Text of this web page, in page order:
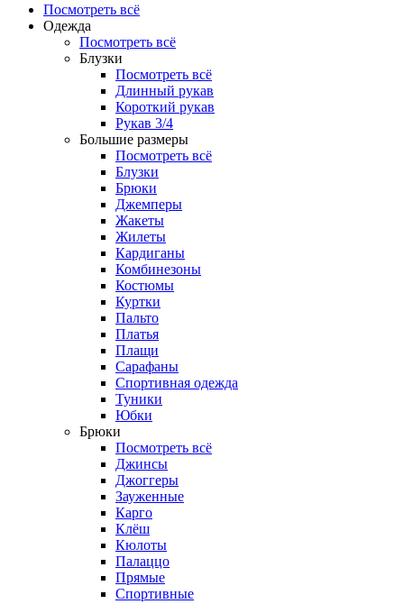
Посмотреть всё
Одежда
Посмотреть всё
Блузки
Посмотреть всё
Длинный рукав
Короткий рукав
Рукав 3/4
Большие размеры
Посмотреть всё
Блузки
Брюки
Джемперы
Жакеты
Жилеты
Кардиганы
Комбинезоны
Костюмы
Куртки
Пальто
Платья
Плащи
Сарафаны
Спортивная одежда
Туники
Юбки
Брюки
Посмотреть всё
Джинсы
Джоггеры
Зауженные
Карго
Клёш
Кюлоты
Палаццо
Прямые
Спортивные